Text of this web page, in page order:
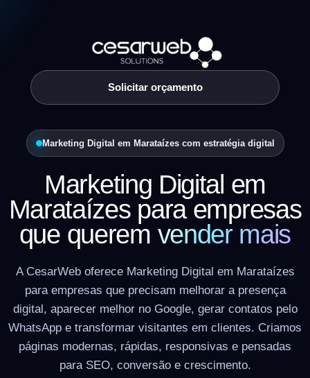
Solicitar orçamento
Marketing Digital em Marataízes com estratégia digital
Marketing Digital em
Marataízes para empresas
que querem vender mais
A CesarWeb oferece Marketing Digital em Marataízes
para empresas que precisam melhorar a presença
digital, aparecer melhor no Google, gerar contatos pelo
WhatsApp e transformar visitantes em clientes. Criamos
páginas modernas, rápidas, responsivas e pensadas
para SEO, conversão e crescimento.